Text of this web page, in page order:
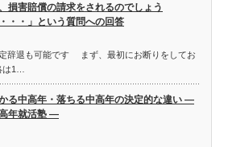
損害賠償の請求をされるのでしょう
・・」という質問への回答
辞退も可能です まず、最初にお断りをしてお
は1…
る中高年・落ちる中高年の決定的な違い ―
年就活塾 ―